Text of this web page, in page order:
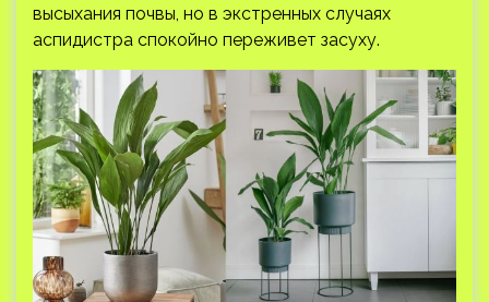
высыхания почвы, но в экстренных случаях
аспидистра спокойно переживет засуху.